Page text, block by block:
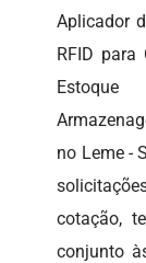
Aplicador
RFID para
Estoque
no Leme -
cotação,
conjunto